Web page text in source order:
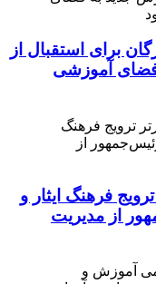
برای استقبال از
فضای آموزشی
فرهنگ ایثار و
از مدیریت